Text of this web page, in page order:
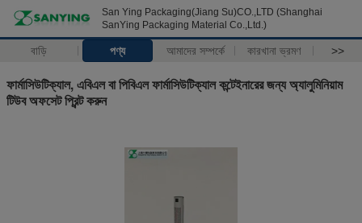
San Ying Packaging(Jiang Su)CO.,LTD (Shanghai
SanYing Packaging Material Co.,Ltd.)
বাড়ি পণ্য আমাদের সম্পর্কে কারখানা ভ্রমণ >>
ফার্মাসিউটিক্যাল, এবিএল বা পিবিএল ফার্মাসিউটিক্যাল কন্টেইনারের জন্য অ্যালুমিনিয়াম
টিউব অফসেট প্রিন্ট করুন